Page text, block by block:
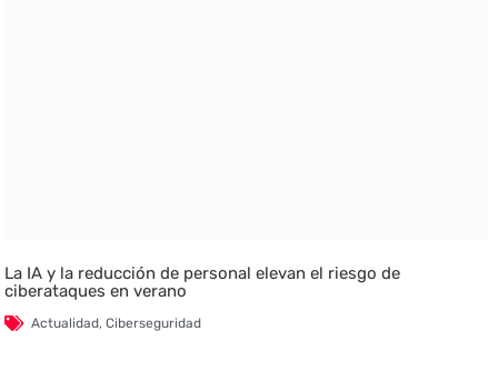
La IA y la reducción de personal elevan el riesgo de
ciberataques en verano
Actualidad,Ciberseguridad